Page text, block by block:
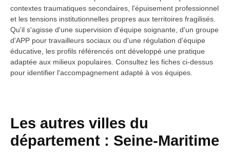
contextes traumatiques secondaires, l'épuisement professionnel
et les tensions institutionnelles propres aux territoires fragilisés.
Qu'il s'agisse d'une supervision d'équipe soignante, d'un groupe
d'APP pour travailleurs sociaux ou d'une régulation d'équipe
éducative, les profils référencés ont développé une pratique
adaptée aux milieux populaires. Consultez les fiches ci-dessus
pour identifier l'accompagnement adapté à vos équipes.
Les autres villes du
département : Seine-Maritime